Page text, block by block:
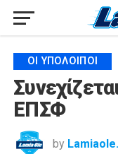
ΟΙ ΥΠΌΛΟΙΠΟΙ
ΕΠΣΦ
by